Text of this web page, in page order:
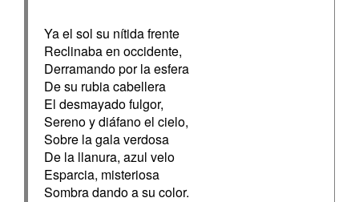
Ya el sol su nítida frente
Reclinaba en occidente,
Derramando por la esfera
De su rubia cabellera
El desmayado fulgor,
Sereno y diáfano el cielo,
Sobre la gala verdosa
De la llanura, azul velo
Esparcia, misteriosa
Sombra dando a su color.